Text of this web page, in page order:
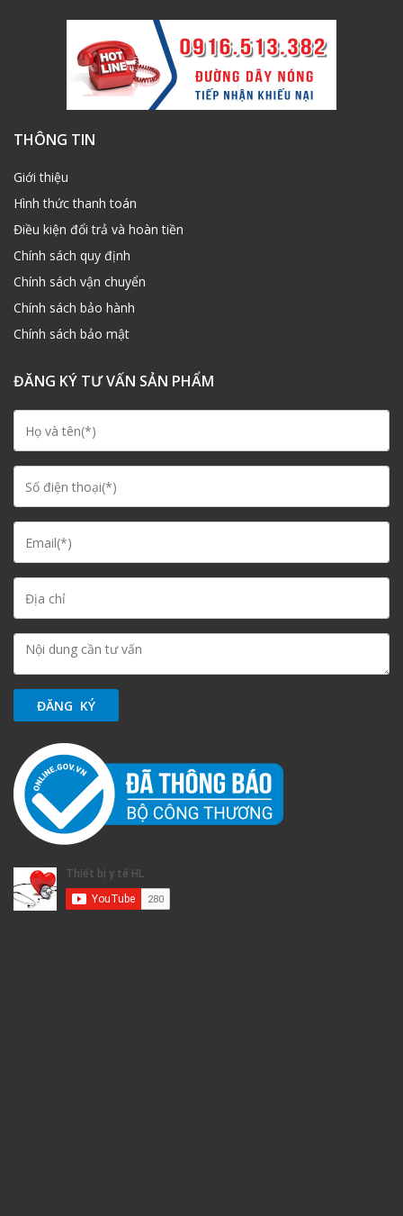
THÔNG TIN
Giới thiệu
Hình thức thanh toán
Điều kiện đổi trả và hoàn tiền
Chính sách quy định
Chính sách vận chuyển
Chính sách bảo hành
Chính sách bảo mật
ĐĂNG KÝ TƯ VẤN SẢN PHẨM